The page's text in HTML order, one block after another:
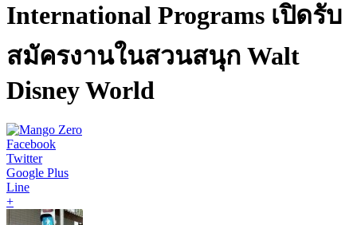
International Programs เปิดรับ
สมัครงานในสวนสนุก Walt
Disney World
Facebook
Twitter
Google Plus
Line
+